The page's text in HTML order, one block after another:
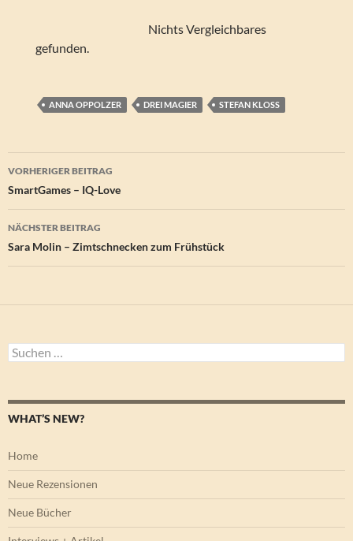
Nichts Vergleichbares
gefunden.
ANNA OPPOLZER DREI MAGIER STEFAN KLOSS
Beitragsnavigation
VORHERIGER BEITRAG
SmartGames – IQ-Love
NÄCHSTER BEITRAG
Sara Molin – Zimtschnecken zum Frühstück
Suchen
nach:
WHAT’S NEW?
Home
Neue Rezensionen
Neue Bücher